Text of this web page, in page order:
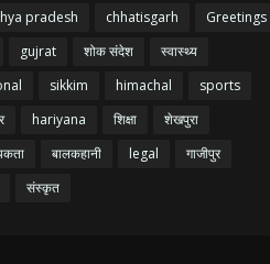
pradesh
chhatisgarh
Greetings
gujrat शोक संदेश
स्वास्थ्य
sikkim himachal
sports
hariyana शिक्षा
शेखपुरा
बालकहानी legal
गाजीपुर
संस्कृत